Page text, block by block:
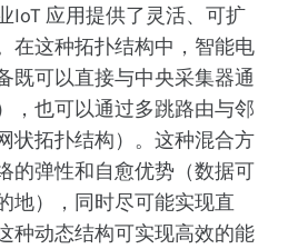
IoT 应用提供了灵活、可扩
在这种拓扑结构中，智能电
既可以直接与中央采集器通
，也可以通过多跳路由与邻
状拓扑结构）。这种混合方
的弹性和自愈优势（数据可
地），同时尽可能实现直
种动态结构可实现高效的能